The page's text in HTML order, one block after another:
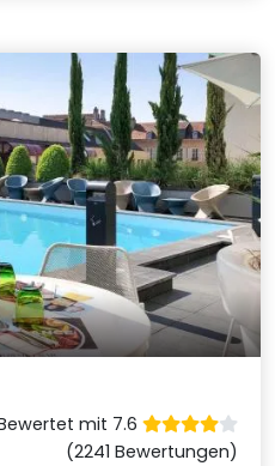
mit 7.6
(2241 Bewertungen)